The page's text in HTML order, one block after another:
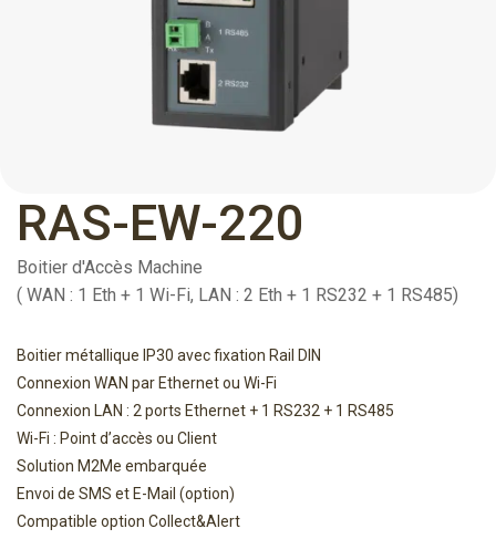
RAS-EW-220
Boitier d'Accès Machine
( WAN : 1 Eth + 1 Wi-Fi, LAN : 2 Eth + 1 RS232 + 1 RS485)
Boitier métallique IP30 avec fixation Rail DIN
Connexion WAN par Ethernet ou Wi-Fi
Connexion LAN : 2 ports Ethernet + 1 RS232 + 1 RS485
Wi-Fi : Point d’accès ou Client
Solution M2Me embarquée
Envoi de SMS et E-Mail (option)
Compatible option Collect&Alert